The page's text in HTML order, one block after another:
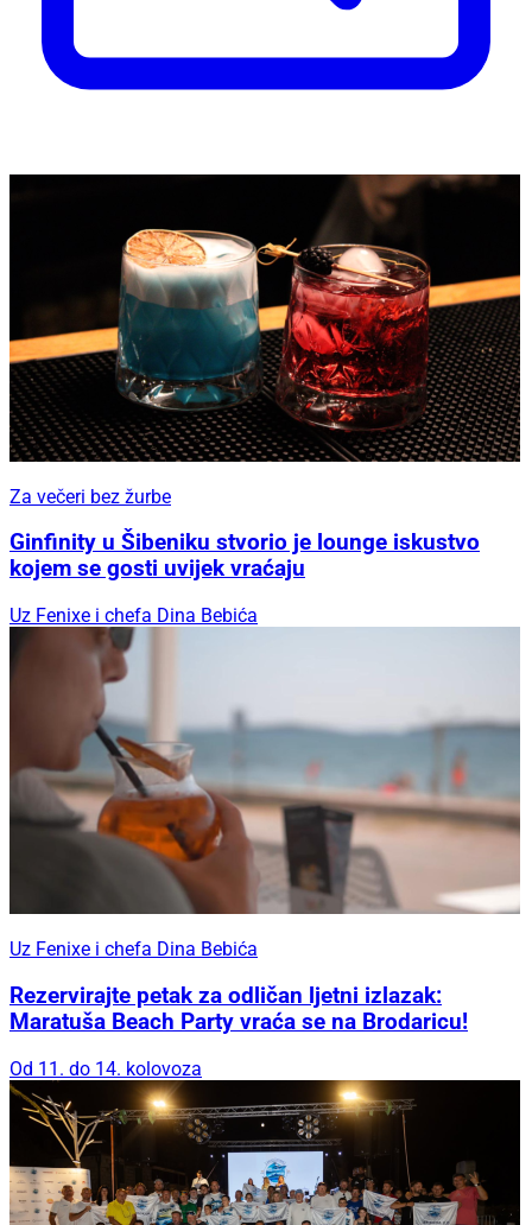
Za večeri bez žurbe
Ginfinity u Šibeniku stvorio je lounge iskustvo
kojem se gosti uvijek vraćaju
Uz Fenixe i chefa Dina Bebića
Uz Fenixe i chefa Dina Bebića
Rezervirajte petak za odličan ljetni izlazak:
Maratuša Beach Party vraća se na Brodaricu!
Od 11. do 14. kolovoza